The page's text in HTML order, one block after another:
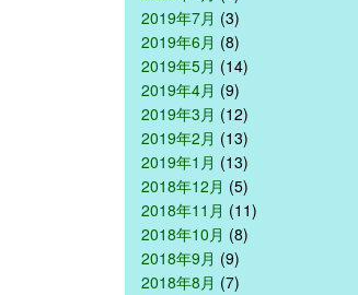
2019年7月 (3)
2019年6月 (8)
2019年5月 (14)
2019年4月 (9)
2019年3月 (12)
2019年2月 (13)
2019年1月 (13)
2018年12月 (5)
2018年11月 (11)
2018年10月 (8)
2018年9月 (9)
2018年8月 (7)